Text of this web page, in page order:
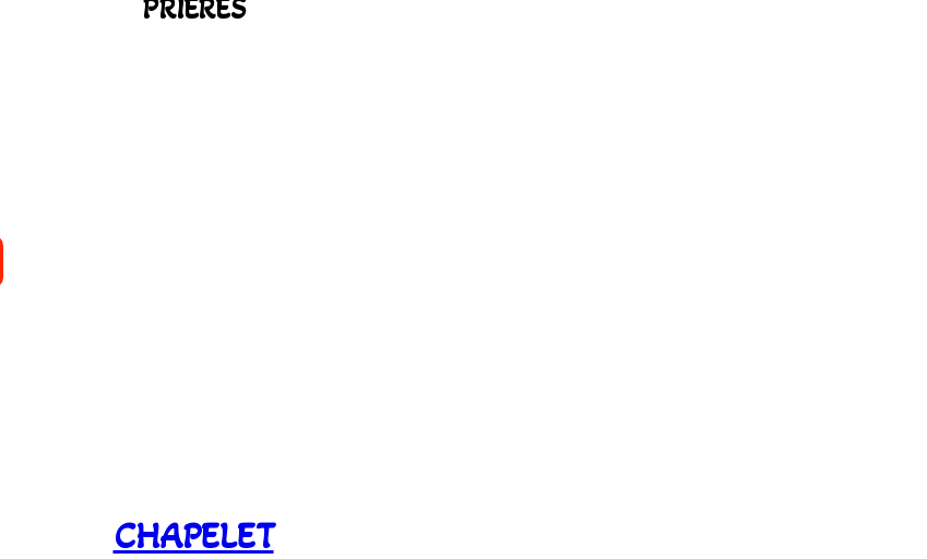
PRIÈRES
CHAPELET